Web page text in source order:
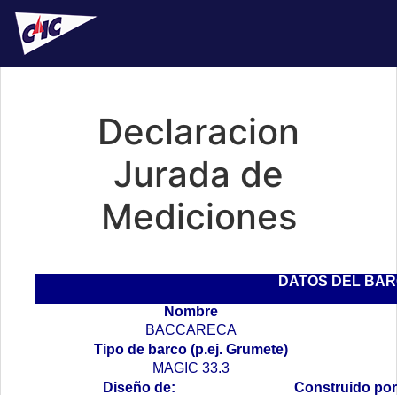
Declaracion
Jurada de
Mediciones
DATOS DEL
Nombre
BACCARECA
Tipo de barco (p.ej. Grumete)
MAGIC 33.3
Diseño de:
Construido